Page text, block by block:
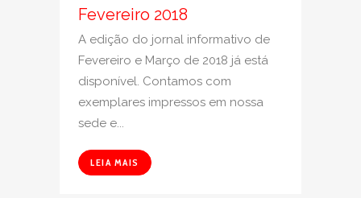
Fevereiro 2018
A edição do jornal informativo de
Fevereiro e Março de 2018 já está
disponível. Contamos com
exemplares impressos em nossa
sede e...
LEIA MAIS